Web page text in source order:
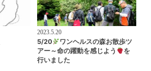
2023.5.20
5/20
ワンヘルスの森お散歩ツ
アー～命の躍動を感じよう
を
行いました